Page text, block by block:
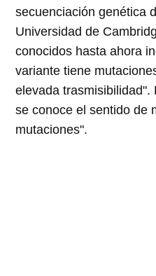
secuenciación genética
Universidad de
conocidos hasta ahora
variante tiene
elevada
se conoce el sentido de
mutaciones".